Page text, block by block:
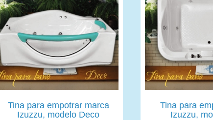
Tina para empotrar marca
Izuzzu, modelo Deco
Tina para
Izuzzu,